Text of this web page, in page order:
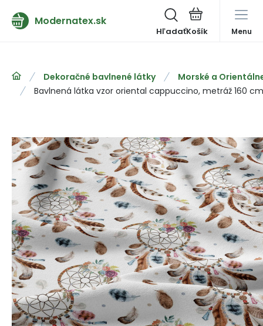
Modernatex.sk
Hľadať Menu
Dekoračné bavlnené látky
Morské a
Bavlnená látka vzor oriental cappuccino, metráž 160 cm